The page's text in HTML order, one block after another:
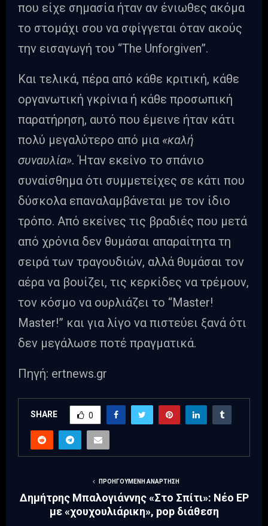
που είχε σημασία ήταν αν ένιωθες ακόμα
το στομάχι σου να σφίγγεται όταν ακούς
την εισαγωγή του “The Unforgiven”.
Και τελικά, πέρα από κάθε κριτική, κάθε
οργανωτική γκρίνια ή κάθε προσωπική
παρατήρηση, αυτό που έμεινε ήταν κάτι
πολύ μεγαλύτερο από μια «καλή
συναυλία». Ήταν εκείνο το σπάνιο
συναίσθημα ότι συμμετείχες σε κάτι που
δύσκολα επαναλαμβάνεται με τον ίδιο
τρόπο. Από εκείνες τις βραδιές που μετά
από χρόνια δεν θυμάσαι απαραίτητα τη
σειρά των τραγουδιών, αλλά θυμάσαι τον
αέρα να βουίζει, τις κερκίδες να τρέμουν,
τον κόσμο να ουρλιάζει το “Master!
Master!” και για λίγο να πιστεύει ξανά ότι
δεν μεγάλωσε ποτέ πραγματικά.
Πηγή: ertnews.gr
SHARE 0
ΠΡΟΗΓΟΎΜΕΝΗ ΑΝΆΡΤΗΣΗ
Δημήτρης Μπαλογιάννης «Στο Σπίτι»: Νέο EP
με «χουχουλιάρικη», pop διάθεση